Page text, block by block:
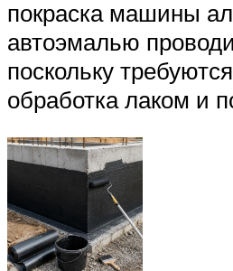
покраска машины
автоэмалью
поскольку
обработка лаком и